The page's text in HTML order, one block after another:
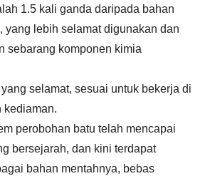
1.5 kali ganda daripada bahan
yang lebih selamat digunakan dan
sebarang komponen kimia
selamat, sesuai untuk bekerja di
kediaman.
perobohan batu telah mencapai
bersejarah, dan kini terdapat
bahan mentahnya, bebas